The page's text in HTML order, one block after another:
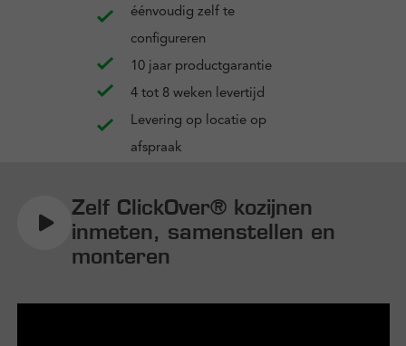
éénvoudig zelf te
configureren
10 jaar productgarantie
4 tot 8 weken levertijd
Levering op locatie op
afspraak
Zelf ClickOver® kozijnen
inmeten, samenstellen en
monteren